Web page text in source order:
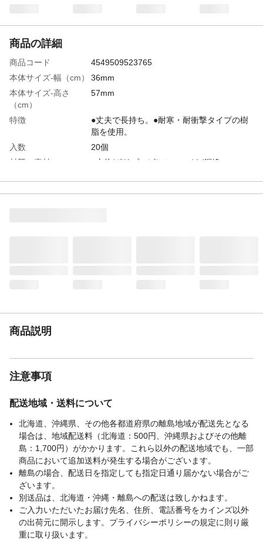
商品の詳細
商品コード
4549509523765
本体サイズ-幅（cm）
36mm
本体サイズ-高さ
（cm）
57mm
特徴
●丈夫で長持ち。●耐寒・耐衝撃タイプの樹
脂を使用。
入数
20個
材質・素材
●本体/ポリプロピレン ●バネ/鋼線
商品説明
注意事項
配送地域・送料について
北海道、沖縄県、その他各都道府県の離島地域が配送先となる
場合は、地域配送料（北海道：500円、沖縄県およびその他離
島：1,700円）がかかります。これら以外の配送地域でも、一部
商品において追加送料が発生する場合がございます。
離島の場合、配送日を指定しても指定日通り届かない場合がご
ざいます。
別送品は、北海道・沖縄・離島への配送は致しかねます。
ご入力いただいたお届け先名、住所、電話番号をカインズ以外
の出荷元に開示します。プライバシーポリシーの規定に則り厳
重に取り扱います。